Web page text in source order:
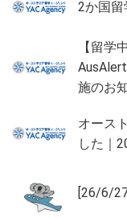
2か国留
【留学
施のお
オース
した｜
[26/6/